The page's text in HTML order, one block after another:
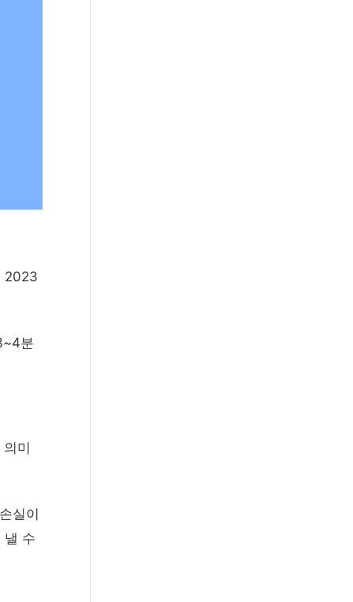
2023
분
미
실이
낼 수